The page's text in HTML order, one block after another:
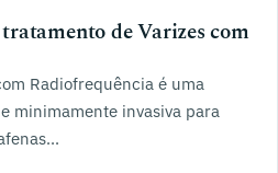
de Varizes com
Radiofrequência é uma
minimamente invasiva para